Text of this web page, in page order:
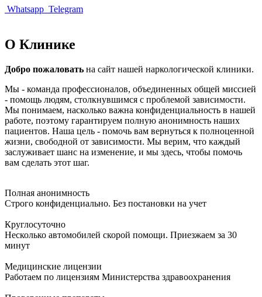
Whatsapp Telegram
О Клинике
Добро пожаловать на сайт нашей наркологической клиники.
Мы - команда профессионалов, объединенных общей миссией
- помощь людям, столкнувшимся с проблемой зависимости.
Мы понимаем, насколько важна конфиденциальность в нашей
работе, поэтому гарантируем полную анонимность наших
пациентов. Наша цель - помочь вам вернуться к полноценной
жизни, свободной от зависимости. Мы верим, что каждый
заслуживает шанс на изменение, и мы здесь, чтобы помочь
вам сделать этот шаг.
Полная анонимность
Строго конфиденциально. Без постановки на учет
Круглосуточно
Несколько автомобилей скорой помощи. Приезжаем за 30
минут
Медицинские лицензии
Работаем по лицензиям Министерства здравоохранения